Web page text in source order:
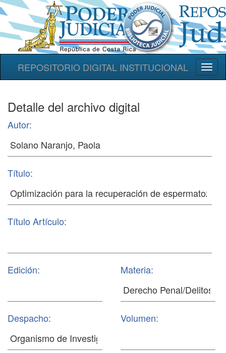
REPOSITORIO DIGITAL INSTITUCIONAL
Detalle del archivo digital
Autor:
Título:
Título Artículo:
Edición: Materia:
Despacho: Volumen: